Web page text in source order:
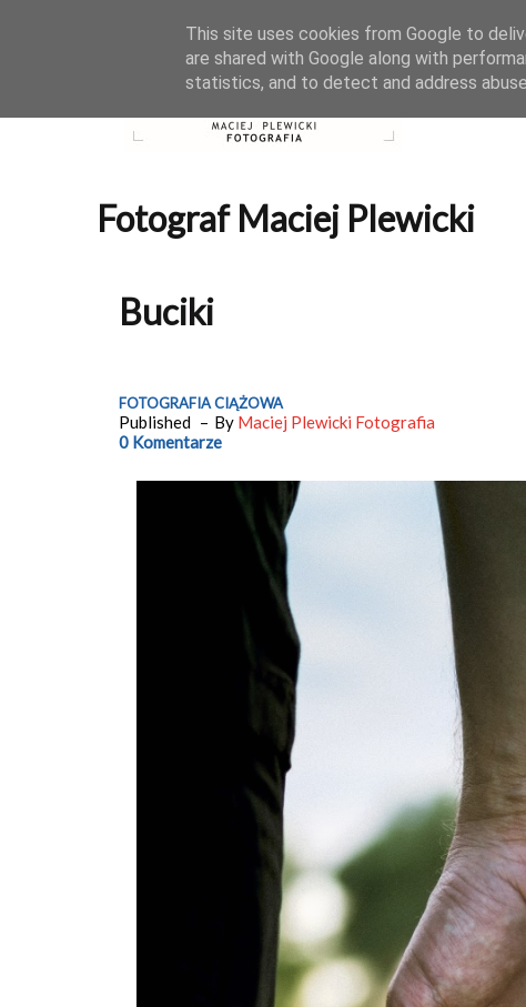
Fotograf Maciej Plewicki
Buciki
FOTOGRAFIA CIĄŻOWA
Published By Maciej Plewicki Fotografia
0 Komentarze
This site uses cookies from Google to
are shared with Google along with
statistics, and to detect and address